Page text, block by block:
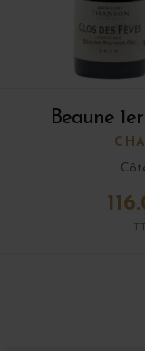
Beaune